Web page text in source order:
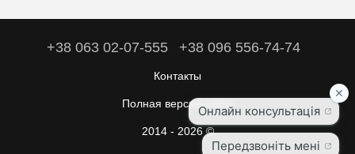
+38 063 02-07-555 +38 096 556-74-74
Контакты
Полная версия сайта
2014 - 2026 ©